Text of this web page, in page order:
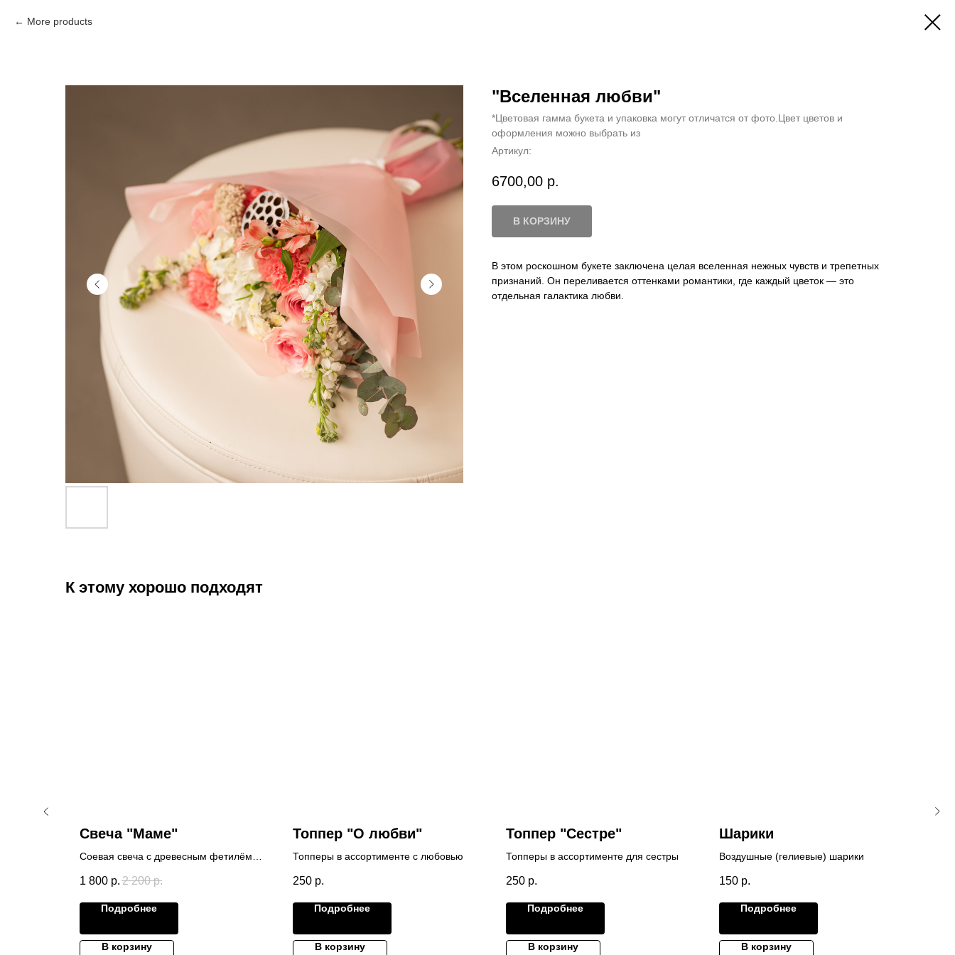
More products
"Вселенная любви"
*Цветовая гамма букета и упаковка могут отличатся от фото.Цвет цветов и
оформления можно выбрать из
Артикул:
6700,00 р.
В КОРЗИНУ
В этом роскошном букете заключена целая вселенная нежных чувств и трепетных
признаний. Он переливается оттенками романтики, где каждый цветок — это
отдельная галактика любви.
К этому хорошо подходят
Свеча "Маме"
Соевая свеча с древесным фетилём. В
1 800 р. 2 200 р.
Подробнее
В корзину
Топпер "О любви"
Топперы в ассортименте с любовью
250 р.
Подробнее
В корзину
Топпер "Сестре"
Топперы в ассортименте для сестры
250 р.
Подробнее
В корзину
Шарики
Воздушные (гелиевые) шарики
150 р.
Подробнее
В корзину